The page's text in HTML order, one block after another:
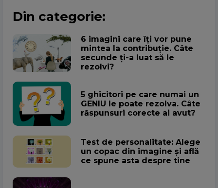
Din categorie:
6 imagini care îți vor pune
mintea la contribuție. Câte
secunde ți-a luat să le
rezolvi?
5 ghicitori pe care numai un
GENIU le poate rezolva. Câte
răspunsuri corecte ai avut?
Test de personalitate: Alege
un copac din imagine și află
ce spune asta despre tine